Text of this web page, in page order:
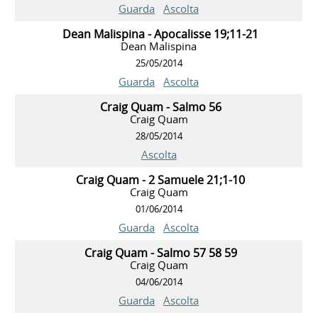
Guarda Ascolta
Dean Malispina - Apocalisse 19;11-21
Dean Malispina
25/05/2014
Guarda Ascolta
Craig Quam - Salmo 56
Craig Quam
28/05/2014
Ascolta
Craig Quam - 2 Samuele 21;1-10
Craig Quam
01/06/2014
Guarda Ascolta
Craig Quam - Salmo 57 58 59
Craig Quam
04/06/2014
Guarda Ascolta